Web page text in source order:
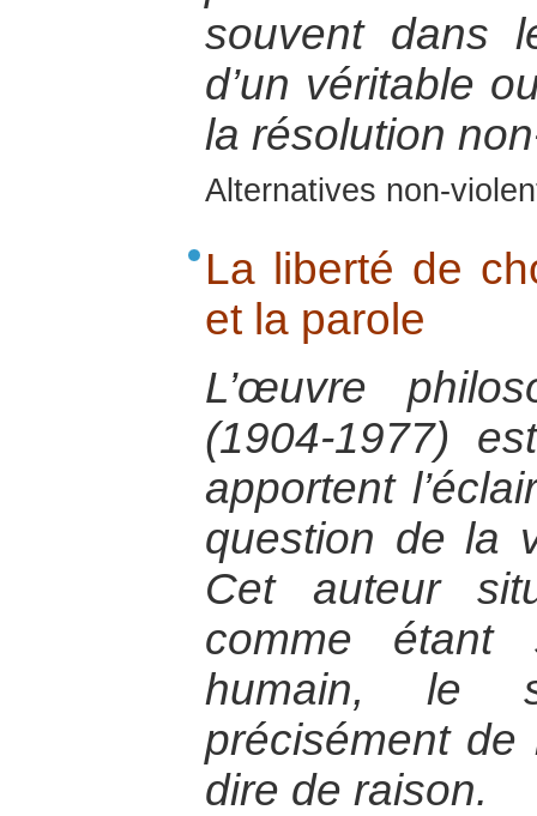
souvent dans
d’un véritable
la résolution
Alternatives non-
La liberté de
et la parole
L’œuvre
(1904-1977)
apportent
question de la
Cet auteur
comme étant
humain, le
précisément de
dire de raison.